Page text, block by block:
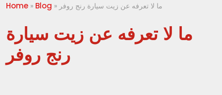
Home » Blog » ما لا تعرفه عن زيت سيارة رنج روفر
ما لا تعرفه عن زيت سيارة
رنج روفر